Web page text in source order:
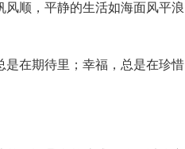
顺，平静的生活如海面风平浪
在期待里；幸福，总是在珍惜